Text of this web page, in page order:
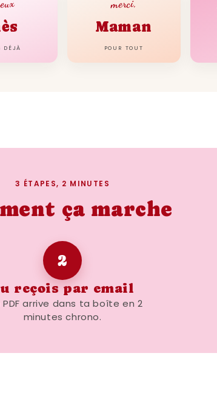
DÉJÀ
merci,
Maman
POUR TOUT
3 ÉTAPES, 2 MINUTES
ça marche
2
reçois par email
PDF arrive dans ta boîte en 2
minutes chrono.